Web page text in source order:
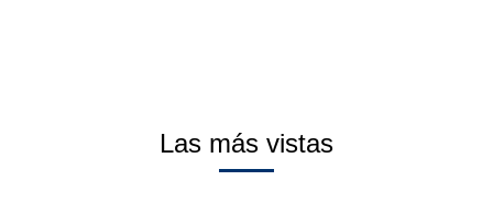
Las más vistas